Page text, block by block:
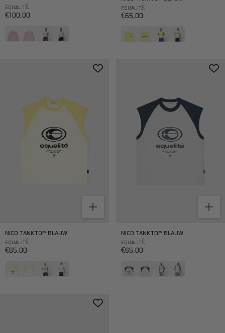
EQUALITÉ
Aanbiedingsprijs
€100,00
EQUALITÉ
Aanbiedingsprijs
€65,00
NICO TANKTOP BLAUW
EQUALITÉ
Aanbiedingsprijs
€65,00
NICO TANKTOP BLAUW
EQUALITÉ
Aanbiedingsprijs
€65,00